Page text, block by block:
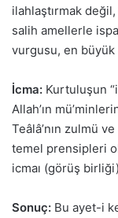
ilahlaştırmak
salih amellerle
vurgusu, en
İcma: Kurtuluşun
Allah’ın
Teâlâ’nın zulmü
temel prensipleri
icmaı (görüş
Sonuç: Bu ayet-i